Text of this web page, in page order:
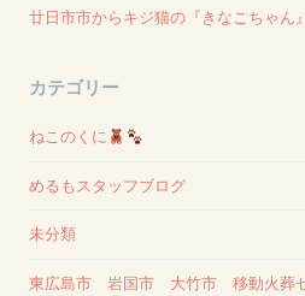
廿日市市からキジ猫の『きなこちゃん』
カテゴリー
ねこのくに
めるもスタッフブログ
未分類
東広島市 岩国市 大竹市 移動火葬セ